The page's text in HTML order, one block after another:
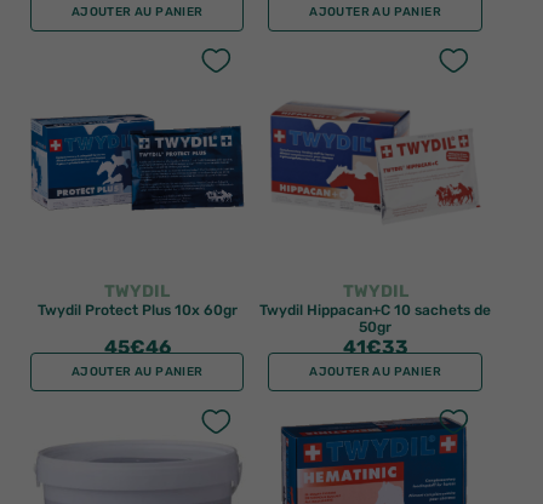
AJOUTER AU PANIER AJOUTER AU PANIER
TWYDIL
Twydil Protect Plus 10x 60gr
45€46
AJOUTER AU PANIER
TWYDIL
Twydil Hippacan+C 10 sachets de
50gr
41€33
AJOUTER AU PANIER